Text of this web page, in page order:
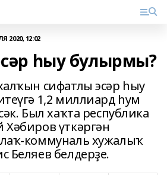
2020, 12:02
һыу булырмы?
сифатлы эсәр һыу
1,2 миллиард һум
Был хаҡта республика
үткәргән
коммуналь хужалыҡ
Беляев белдерҙе.